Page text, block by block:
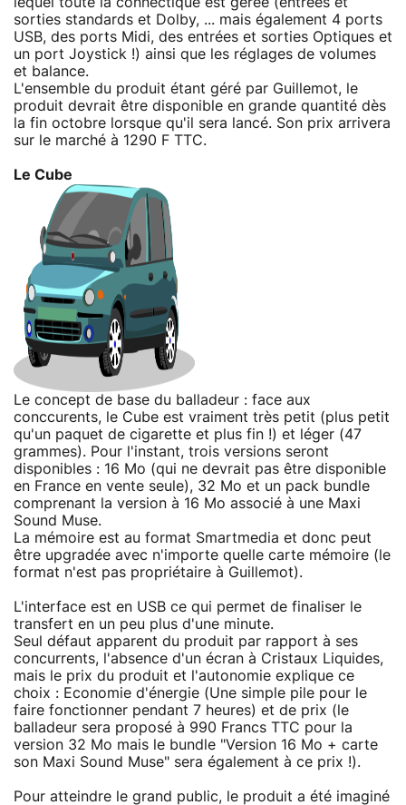
sorties standards et Dolby, ... mais également 4 ports
USB, des ports Midi, des entrées et sorties Optiques et
un port Joystick !) ainsi que les réglages de volumes
et balance.
L'ensemble du produit étant géré par Guillemot, le
produit devrait être disponible en grande quantité dès
la fin octobre lorsque qu'il sera lancé. Son prix arrivera
sur le marché à 1290 F TTC.
Le Cube
Le concept de base du balladeur : face aux
conccurents, le Cube est vraiment très petit (plus petit
qu'un paquet de cigarette et plus fin !) et léger (47
grammes). Pour l'instant, trois versions seront
disponibles : 16 Mo (qui ne devrait pas être disponible
en France en vente seule), 32 Mo et un pack bundle
comprenant la version à 16 Mo associé à une Maxi
Sound Muse.
La mémoire est au format Smartmedia et donc peut
être upgradée avec n'importe quelle carte mémoire (le
format n'est pas propriétaire à Guillemot).
L'interface est en USB ce qui permet de finaliser le
transfert en un peu plus d'une minute.
Seul défaut apparent du produit par rapport à ses
concurrents, l'absence d'un écran à Cristaux Liquides,
mais le prix du produit et l'autonomie explique ce
choix : Economie d'énergie (Une simple pile pour le
faire fonctionner pendant 7 heures) et de prix (le
balladeur sera proposé à 990 Francs TTC pour la
version 32 Mo mais le bundle "Version 16 Mo + carte
son Maxi Sound Muse" sera également à ce prix !).
Pour atteindre le grand public, le produit a été imaginé